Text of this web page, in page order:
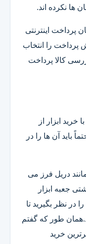
ها نکرده اند.
پرداخت اینترنتی
پرداخت را انتخاب
کالا پرداخت
ابزار از
باید آن ها را در
دریل فرز می
جعبه ابزار
در نظر بگیرید تا
طور که گفتم
برترین خرید